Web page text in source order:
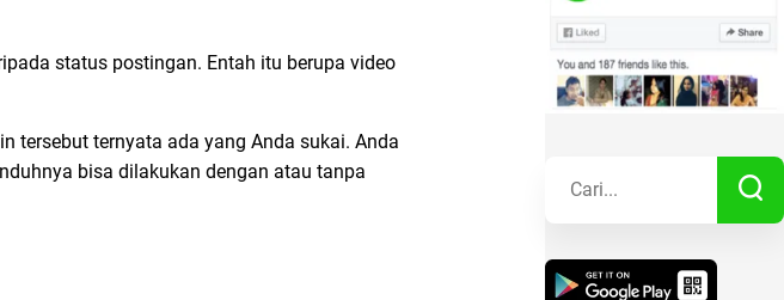
status postingan. Entah itu berupa video
tersebut ternyata ada yang Anda sukai. Anda
bisa dilakukan dengan atau tanpa
Kisah Sukses